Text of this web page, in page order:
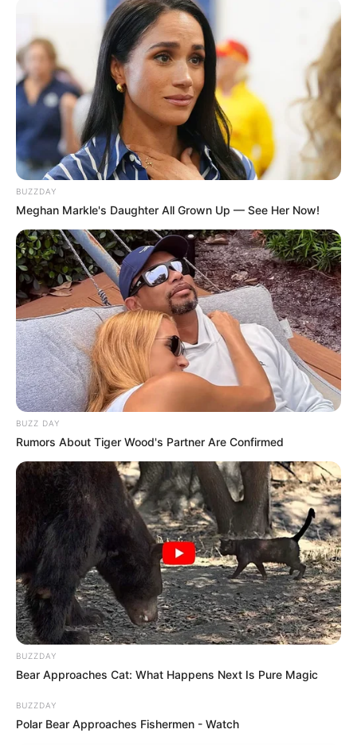
10:43 / 06 Avqust 2026 CƏMİYYƏT
Qənimət Zahid Çingiz Qənizadəyə
təzminat ödədi
36 0 0
10:41 / 06 Avqust 2026 CƏMİYYƏT
Yeni təyin olunan müavin KİMDİR? —
FOTO
BUZZDAY
Meghan Markle's Daughter All Grown Up — See Her Now!
BUZZ DAY
Rumors About Tiger Wood's Partner Are Confirmed
BUZZDAY
Bear Approaches Cat: What Happens Next Is Pure Magic
BUZZDAY
Polar Bear Approaches Fishermen - Watch